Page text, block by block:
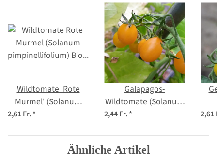
Wildtomate 'Rote
Murmel' (Solanum
pimpinellifolium) Bio
2,61 Fr.*
Galapagos-
Wildtomate (Solanum
cheesmaniae) Samen
2,44 Fr.* 2,61
Ähnliche Artikel